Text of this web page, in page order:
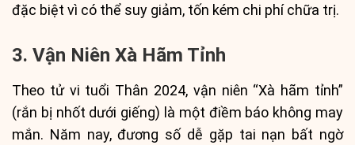
đặc biệt vì có thể suy giảm, tốn kém chi phí chữa trị.
3. Vận Niên Xà Hãm Tỉnh
Theo tử vi tuổi Thân 2024, vận niên “Xà hãm tỉnh”
(rắn bị nhốt dưới giếng) là một điềm báo không may
mắn. Năm nay, đương số dễ gặp tai nạn bất ngờ